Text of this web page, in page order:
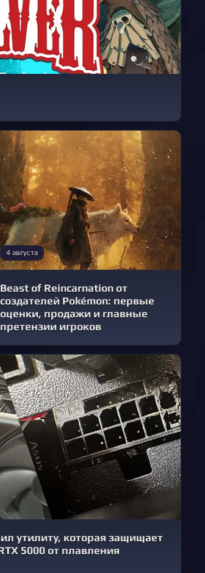
4 августа
Beast of Reincarnation от
создателей Pokémon: первые
оценки, продажи и главные
претензии игроков
утилиту, которая защищает
5000 от плавления